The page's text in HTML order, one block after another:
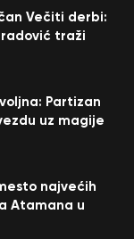
Večiti derbi:
traži
Partizan
uz magije
najvećih
Atamana u